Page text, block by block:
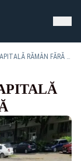
ZECI DE BLOCURI DIN CAPITALĂ RĂMÂN FĂRĂ APĂ CALDĂ